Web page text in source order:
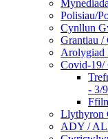
Polisiau/
Cynllun
Grantiau /
Arolygiad
Covid-19/
- 3/
Llythyron
ADY /